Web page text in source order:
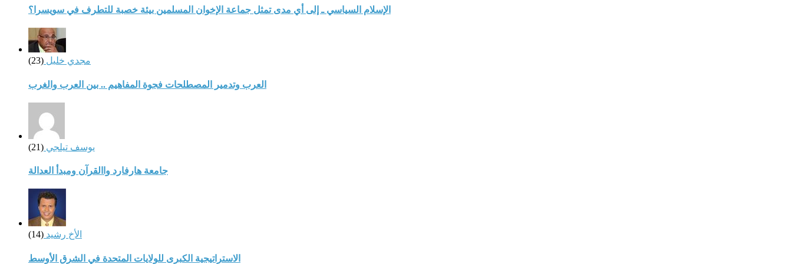
الإسلام السياسي ـ إلى أي مدى تمثل جماعة الإخوان المسلمين بيئة خصبة للتطرف في سويسرا؟
مجدي خليل (23)
العرب وتدمير المصطلحات فجوة المفاهيم .. بين العرب والغرب
يوسف تيلجي (21)
جامعة هارفارد واالقرآن ومبدأ العدالة
الأخ رشيد (14)
الاستراتيجية الكبرى للولايات المتحدة في الشرق الأوسط